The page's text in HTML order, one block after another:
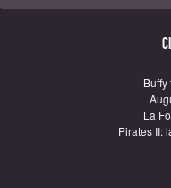
La
Pirates II: